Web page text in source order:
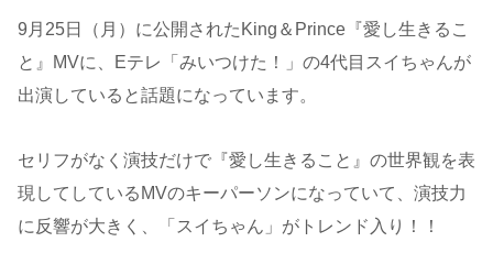
9月25日（月）に公開されたKing＆Prince『愛し生きるこ
と』MVに、Eテレ「みいつけた！」の4代目スイちゃんが
出演していると話題になっています。
セリフがなく演技だけで『愛し生きること』の世界観を表
現してしているMVのキーパーソンになっていて、演技力
に反響が大きく、「スイちゃん」がトレンド入り！！